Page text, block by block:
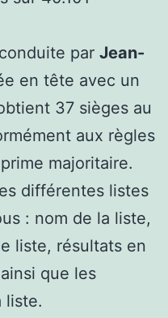
par Jean-
en tête avec un
37 sièges au
aux règles
majoritaire.
différentes listes
: nom de la liste,
liste, résultats en
que les
liste.